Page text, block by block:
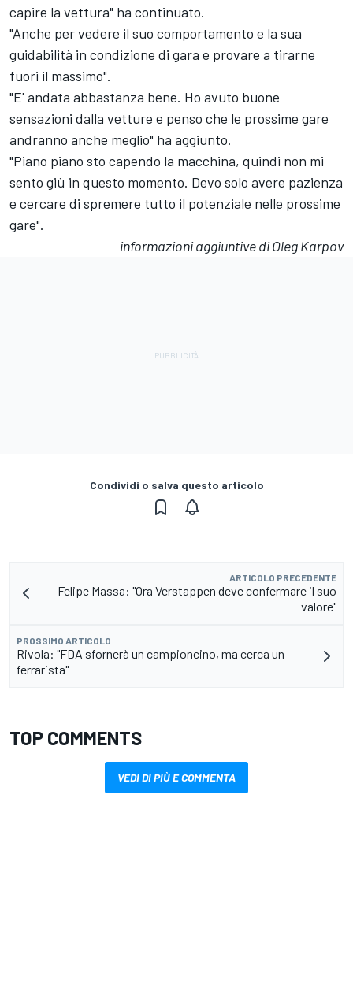
capire la vettura" ha continuato.
"Anche per vedere il suo comportamento e la sua
guidabilità in condizione di gara e provare a tirarne
fuori il massimo".
"E' andata abbastanza bene. Ho avuto buone
sensazioni dalla vetture e penso che le prossime gare
andranno anche meglio" ha aggiunto.
"Piano piano sto capendo la macchina, quindi non mi
sento giù in questo momento. Devo solo avere pazienza
e cercare di spremere tutto il potenziale nelle prossime
gare".
informazioni aggiuntive di Oleg Karpov
Condividi o salva questo articolo
ARTICOLO PRECEDENTE
Felipe Massa: "Ora Verstappen deve confermare il suo
valore"
PROSSIMO ARTICOLO
Rivola: "FDA sfornerà un campioncino, ma cerca un
ferrarista"
TOP COMMENTS
VEDI DI PIÙ E COMMENTA